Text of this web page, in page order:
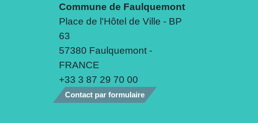
Commune de Faulquemont
Place de l'Hôtel de Ville - BP
63
57380 Faulquemont -
FRANCE
+33 3 87 29 70 00
Contact par formulaire